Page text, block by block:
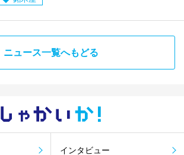
ニュース一覧へもどる
しゃかい か！
インタビュー